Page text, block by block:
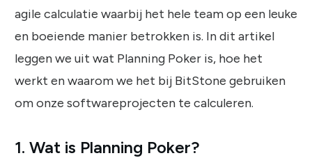
agile calculatie waarbij het hele team op een leuke
en boeiende manier betrokken is. In dit artikel
leggen we uit wat Planning Poker is, hoe het
werkt en waarom we het bij BitStone gebruiken
om onze softwareprojecten te calculeren.
1. Wat is Planning Poker?